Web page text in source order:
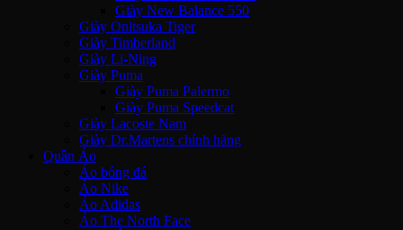
Giày New Balance 550
Giày Onitsuka Tiger
Giày Timberland
Giày Li-Ning
Giày Puma
Giày Puma Palermo
Giày Puma Speedcat
Giày Lacoste Nam
Giày Dr.Martens chính hãng
Quần Áo
Áo bóng đá
Áo Nike
Áo Adidas
Áo The North Face